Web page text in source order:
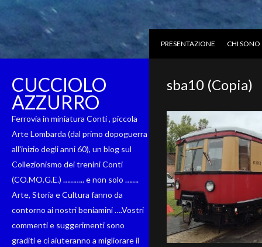
PRESENTAZIONE CHI SONO
CUCCIOLO
AZZURRO
Ferrovia in miniatura Conti , piccola
Arte Lombarda (dal primo dopoguerra
all'inizio degli anni 60), un blog sul
Collezionismo dei trenini Conti
(CO.MO.G.E.) ……….. e non solo …….
Arte, Storia e Cultura fanno da
contorno ai nostri beniamini ….Vostri
commenti e suggerimenti sono
graditi e ci aiuteranno a migliorare il
sba10 (Copia)